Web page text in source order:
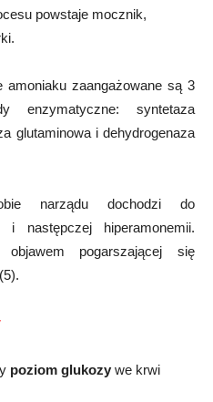
powstaje mocznik,
amoniaku zaangażowane są 3
enzymatyczne: syntetaza
glutaminowa i dehydrogenaza
narządu dochodzi do
i następczej hiperamonemii.
pogarszającej się
poziom glukozy we krwi